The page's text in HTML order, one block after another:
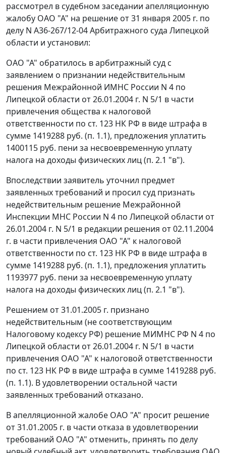
рассмотрел в судебном заседании апелляционную
жалобу ОАО "А" на решение от 31 января 2005 г. по
делу N А36-267/12-04 Арбитражного суда Липецкой
области и установил:
ОАО "А" обратилось в арбитражный суд с
заявлением о признании недействительным
решения Межрайонной ИМНС России N 4 по
Липецкой области от 26.01.2004 г. N 5/1 в части
привлечения общества к налоговой
ответственности по ст. 123 НК РФ в виде штрафа в
сумме 1419288 руб. (п. 1.1), предложения уплатить
1400115 руб. пени за несвоевременную уплату
налога на доходы физических лиц (п. 2.1 "в").
Впоследствии заявитель уточнил предмет
заявленных требований и просил суд признать
недействительным решение Межрайонной
Инспекции МНС России N 4 по Липецкой области от
26.01.2004 г. N 5/1 в редакции решения от 02.11.2004
г. в части привлечения ОАО "А" к налоговой
ответственности по ст. 123 НК РФ в виде штрафа в
сумме 1419288 руб. (п. 1.1), предложения уплатить
1193977 руб. пени за несвоевременную уплату
налога на доходы физических лиц (п. 2.1 "в").
Решением от 31.01.2005 г. признано
недействительным (не соответствующим
Налоговому кодексу РФ) решение МИМНС РФ N 4 по
Липецкой области от 26.01.2004 г. N 5/1 в части
привлечения ОАО "А" к налоговой ответственности
по ст. 123 НК РФ в виде штрафа в сумме 1419288 руб.
(п. 1.1). В удовлетворении остальной части
заявленных требований отказано.
В апелляционной жалобе ОАО "А" просит решение
от 31.01.2005 г. в части отказа в удовлетворении
требований ОАО "А" отменить, принять по делу